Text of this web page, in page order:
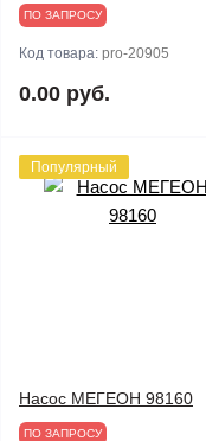
ПО ЗАПРОСУ
Код товара: pro-20905
0.00 руб.
Популярный
Насос МЕГЕОН 98160
ПО ЗАПРОСУ